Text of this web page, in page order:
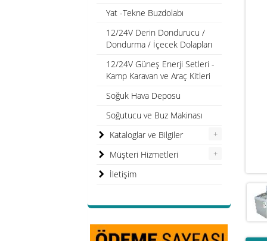
Yat -Tekne Buzdolabı
12/24V Derin Dondurucu /
Dondurma / İçecek Dolapları
12/24V Güneş Enerji Setleri -
Kamp Karavan ve Araç Kitleri
Soğuk Hava Deposu
Soğutucu ve Buz Makinası
Kataloglar ve Bilgiler
+
Müşteri Hizmetleri +
İletişim